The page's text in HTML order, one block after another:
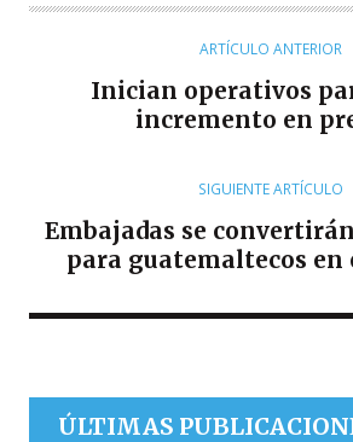
T
ARTÍCULO ANTERIOR
Inician operativos
incremento en
SIGUIENTE ARTÍCULO
Embajadas se
para guatemaltecos
ÚLTIMAS